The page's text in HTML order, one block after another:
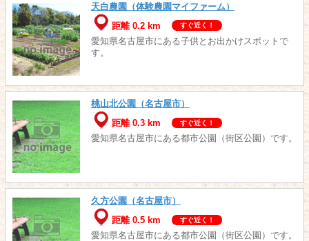
天白農園（体験農園マイファーム）
距離 0.2 km
すぐ近く！
愛知県名古屋市にある子供とお出かけスポットで
す。
桃山北公園（名古屋市）
距離 0.3 km
すぐ近く！
愛知県名古屋市にある都市公園（街区公園）です。
久方公園（名古屋市）
距離 0.5 km
すぐ近く！
愛知県名古屋市にある都市公園（街区公園）です。